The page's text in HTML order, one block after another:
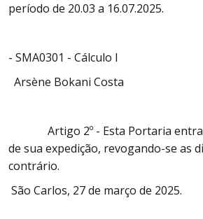
período de 20.03 a 16.07.2025.
- SMA0301 - Cálculo I
Arsène Bokani Costa
Artigo 2º - Esta Portaria
de sua expedição, revogando-se as
contrário.
São Carlos, 27 de março de 2025.